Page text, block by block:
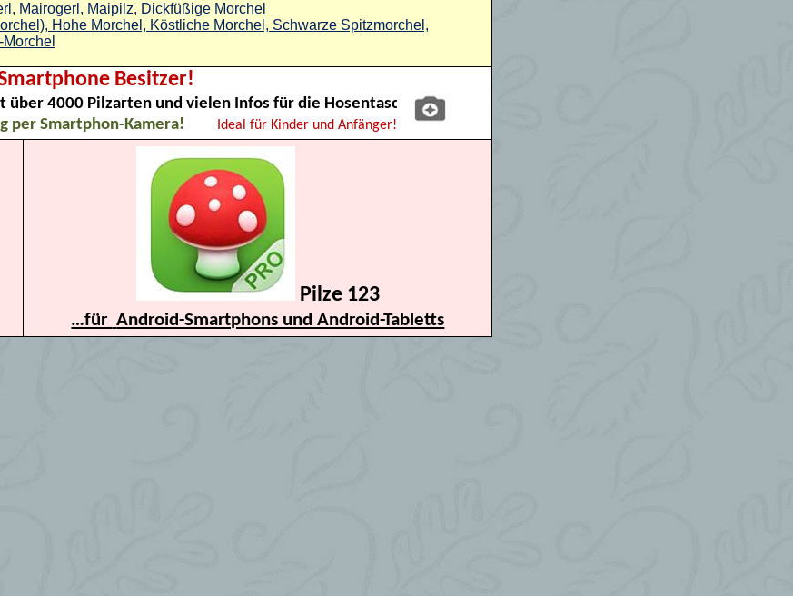
Mairogerl, Maipilz, Dickfüßige Morchel
Hohe Morchel, Köstliche Morchel, Schwarze Spitzmorchel,
Besitzer!
über 4000 Pilzarten und vielen Infos für die Hosentasche!
per Smartphon-Kamera!
Ideal für Kinder und Anfänger!
Pilze 123
…für Android-Smartphons und Android-Tabletts